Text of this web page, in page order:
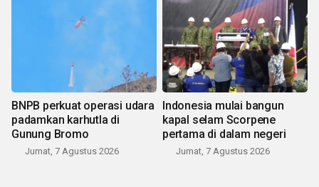
BNPB perkuat operasi udara
padamkan karhutla di
Gunung Bromo
Jumat, 7 Agustus 2026
Indonesia mulai bangun
kapal selam Scorpene
pertama di dalam negeri
Jumat, 7 Agustus 2026